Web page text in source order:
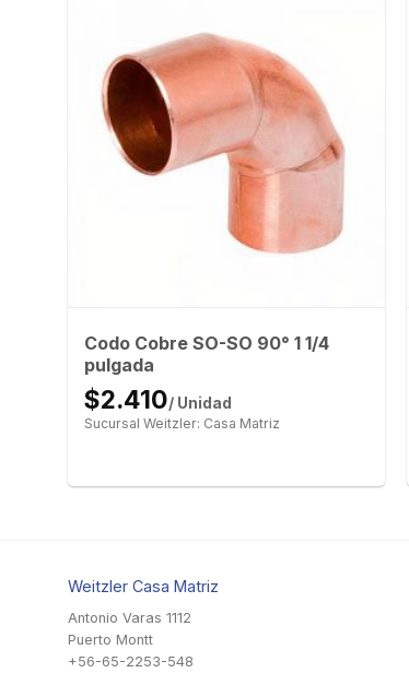
Codo Cobre SO-SO 90° 1 1/4
pulgada
$2.410/ Unidad
Sucursal Weitzler: Casa Matriz
Weitzler Casa Matriz
Antonio Varas 1112
Puerto Montt
+56-65-2253-548